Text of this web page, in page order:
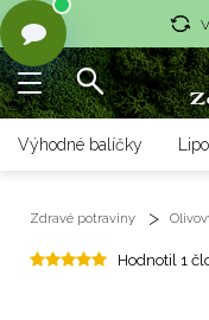
Výhodné balíčky
Zdravé potraviny
Hodnotil 1